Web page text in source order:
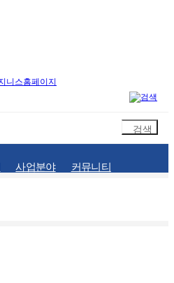
사업분야 커뮤니티